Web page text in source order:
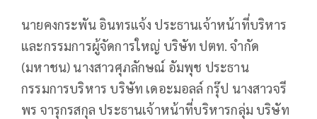
นายคงกระพัน อินทรแจ้ง ประธานเจ้าหน้าที่บริหาร
และกรรมการผู้จัดการใหญ่ บริษัท ปตท. จำกัด
(มหาชน) นางสาวศุภลักษณ์ อัมพุช ประธาน
กรรมการบริหาร บริษัท เดอะมอลล์ กรุ๊ป นางสาวจรี
พร จารุกรสกุล ประธานเจ้าหน้าที่บริหารกลุ่ม บริษัท